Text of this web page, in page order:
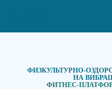
ФИЗКУЛЬТУРНО-
НА
ФИТНЕС-